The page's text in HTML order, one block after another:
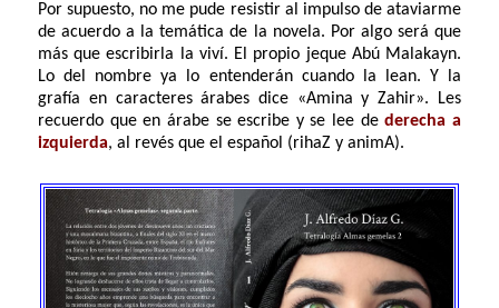
Por supuesto, no me pude resistir al impulso de ataviarme
de acuerdo a la temática de la novela. Por algo será que
más que escribirla la viví. El propio jeque Abú Malakayn.
Lo del nombre ya lo entenderán cuando la lean. Y la
grafía en caracteres árabes dice «Amina y Zahir». Les
recuerdo que en árabe se escribe y se lee dederecha a
izquierda, al revés que el español (rihaZ y animA).